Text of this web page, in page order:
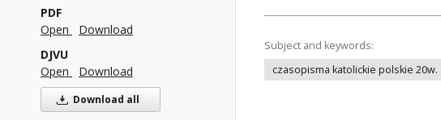
PDF
Open
Download
DJVU
Open
Download
Download all
Subject and keywords:
czasopisma katolickie polskie 20w.